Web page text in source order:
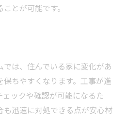
とが可能です。
は、住んでいる家に変化があ
ちやすくなります。工事が進
ックや確認が可能になるた
も迅速に対処できる点が安心材